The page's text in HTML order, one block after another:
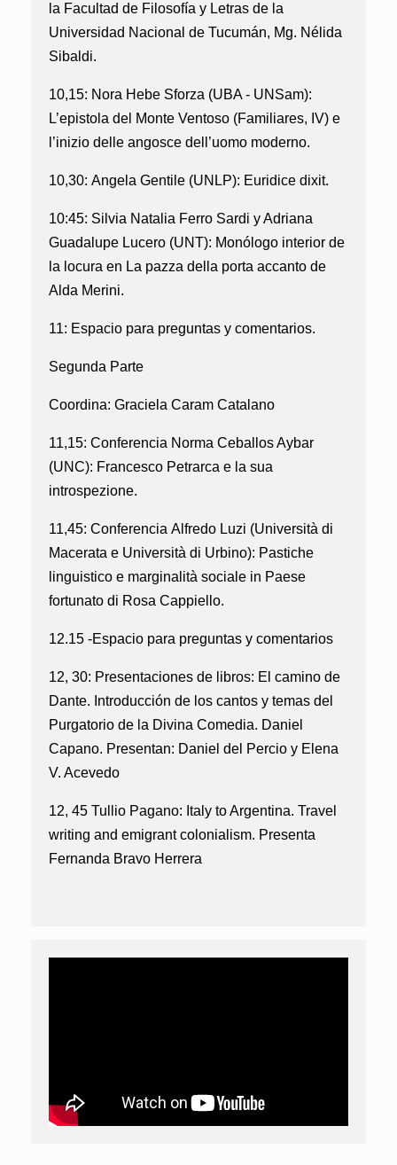
la Facultad de Filosofía y Letras de la
Universidad Nacional de Tucumán, Mg. Nélida
Sibaldi.
10,15: Nora Hebe Sforza (UBA - UNSam):
L’epistola del Monte Ventoso (Familiares, IV) e
l’inizio delle angosce dell’uomo moderno.
10,30: Angela Gentile (UNLP): Euridice dixit.
10:45: Silvia Natalia Ferro Sardi y Adriana
Guadalupe Lucero (UNT): Monólogo interior de
la locura en La pazza della porta accanto de
Alda Merini.
11: Espacio para preguntas y comentarios.
Segunda Parte
Coordina: Graciela Caram Catalano
11,15: Conferencia Norma Ceballos Aybar
(UNC): Francesco Petrarca e la sua
introspezione.
11,45: Conferencia Alfredo Luzi (Università di
Macerata e Università di Urbino): Pastiche
linguistico e marginalità sociale in Paese
fortunato di Rosa Cappiello.
12.15 -Espacio para preguntas y comentarios
12, 30: Presentaciones de libros: El camino de
Dante. Introducción de los cantos y temas del
Purgatorio de la Divina Comedia. Daniel
Capano. Presentan: Daniel del Percio y Elena
V. Acevedo
12, 45 Tullio Pagano: Italy to Argentina. Travel
writing and emigrant colonialism. Presenta
Fernanda Bravo Herrera